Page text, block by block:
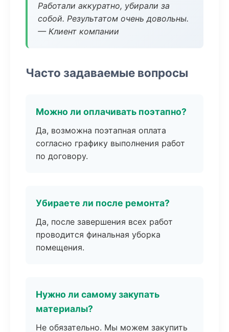
Работали аккуратно, убирали за
собой. Результатом очень довольны.
— Клиент компании
Часто задаваемые вопросы
Можно ли оплачивать поэтапно?
Да, возможна поэтапная оплата
согласно графику выполнения работ
по договору.
Убираете ли после ремонта?
Да, после завершения всех работ
проводится финальная уборка
помещения.
Нужно ли самому закупать
материалы?
Не обязательно. Мы можем закупить